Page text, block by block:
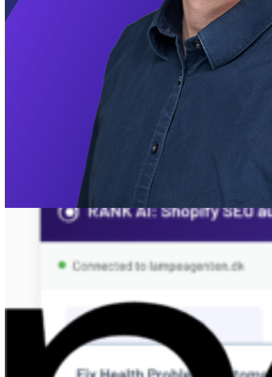
ger en spelifierad upplevelse och hjälper till
att motivera dig att arbeta med de uppgifter som har
. Det är som en SEO-
Prioriterad baserat på smarta algoritmer och AI. Och vår
chatt är alltid redo att ge
råd om var du ska börja
Starta 14 dagars gratis provperiod